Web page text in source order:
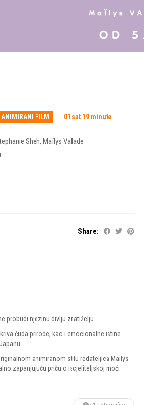
FILM 01 sat 19 minute
Sheh,Maïlys Vallade
Share:
probudi njezinu divlju znatiželju…
čuda prirode, kao i emocionalne istine
animiranom stilu redateljica Mailys
zapanjujuću priču o iscjeliteljskoj moći